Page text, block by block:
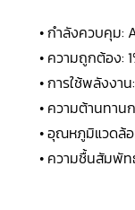
• กำลังควบคุม:
• ความถูกต้อง:
• การใช้พลังงา
• ความต้านทาน
• อุณหภูมิแวดล้อ
• ความชื้นสัมพัท